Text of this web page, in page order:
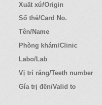
Xuất xứ/Origin
Số thẻ/Card No.
Tên/Name
Phòng khám/Clinic
Labo/Lab
Vị trí răng/Teeth number
Gía trị đến/Valid to